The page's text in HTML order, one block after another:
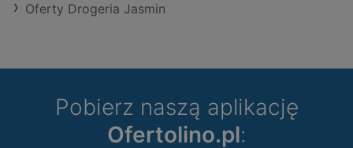
Oferty Drogeria Jasmin
Pobierz naszą aplikację
Ofertolino.pl: